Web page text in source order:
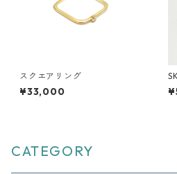
スクエアリング
¥33,000
CATEGORY